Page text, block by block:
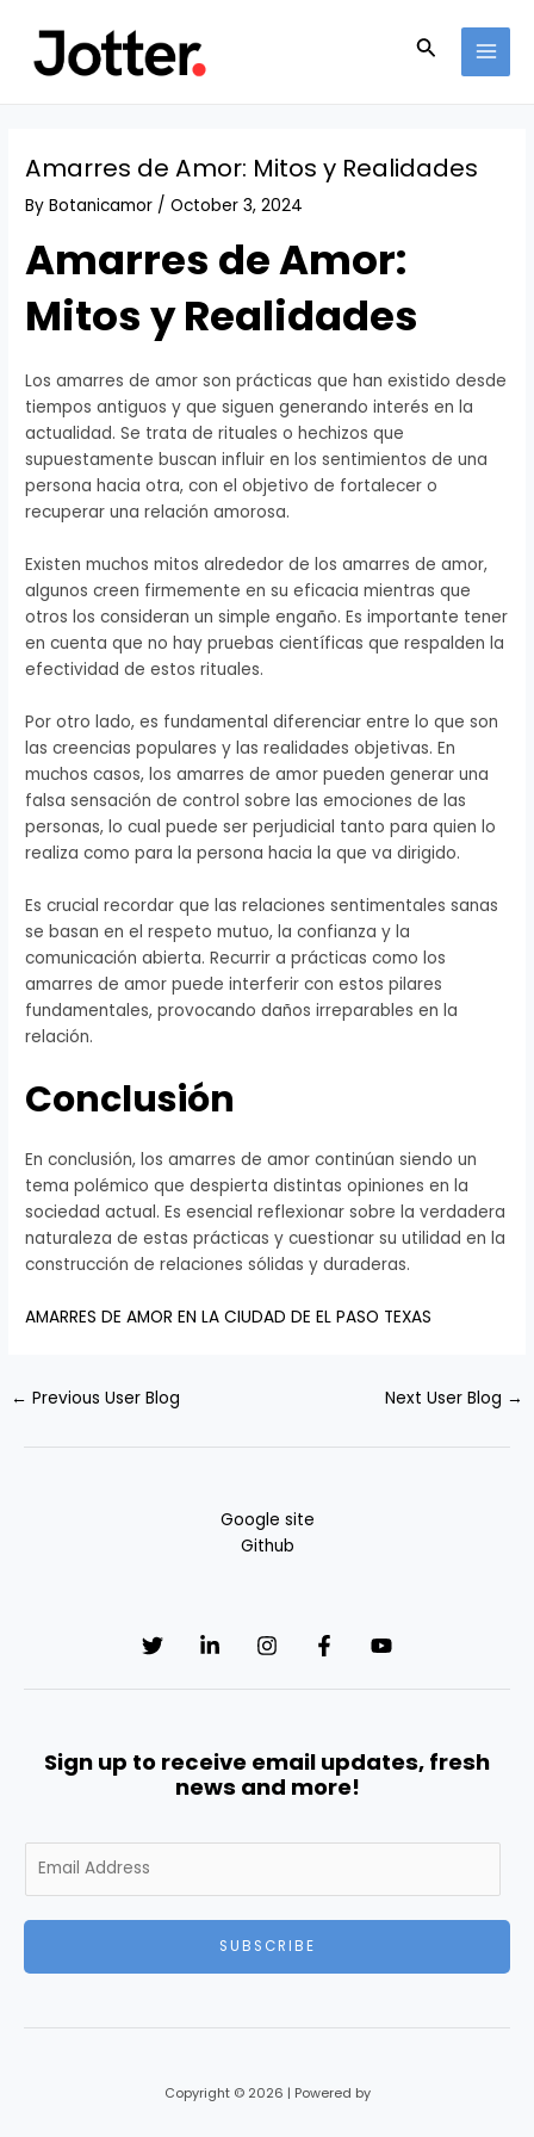
content
Search
Amarres de Amor: Mitos y Realidades
ByBotanicamor /October 3, 2024
Amarres de Amor:
Mitos y Realidades
Los amarres de amor son prácticas que han existido desde
tiempos antiguos y que siguen generando interés en la
actualidad. Se trata de rituales o hechizos que
supuestamente buscan influir en los sentimientos de una
persona hacia otra, con el objetivo de fortalecer o
recuperar una relación amorosa.
Existen muchos mitos alrededor de los amarres de amor,
algunos creen firmemente en su eficacia mientras que
otros los consideran un simple engaño. Es importante tener
en cuenta que no hay pruebas científicas que respalden la
efectividad de estos rituales.
Por otro lado, es fundamental diferenciar entre lo que son
las creencias populares y las realidades objetivas. En
muchos casos, los amarres de amor pueden generar una
falsa sensación de control sobre las emociones de las
personas, lo cual puede ser perjudicial tanto para quien lo
realiza como para la persona hacia la que va dirigido.
Es crucial recordar que las relaciones sentimentales sanas
se basan en el respeto mutuo, la confianza y la
comunicación abierta. Recurrir a prácticas como los
amarres de amor puede interferir con estos pilares
fundamentales, provocando daños irreparables en la
relación.
Conclusión
En conclusión, los amarres de amor continúan siendo un
tema polémico que despierta distintas opiniones en la
sociedad actual. Es esencial reflexionar sobre la verdadera
naturaleza de estas prácticas y cuestionar su utilidad en la
construcción de relaciones sólidas y duraderas.
AMARRES DE AMOR EN LA CIUDAD DE EL PASO TEXAS
navigation
← Previous User Blog Next User Blog →
Google site
Github
Sign up to receive email updates, fresh
news and more!
m
i
SUBSCRIBE
Copyright © 2026 | Powered by